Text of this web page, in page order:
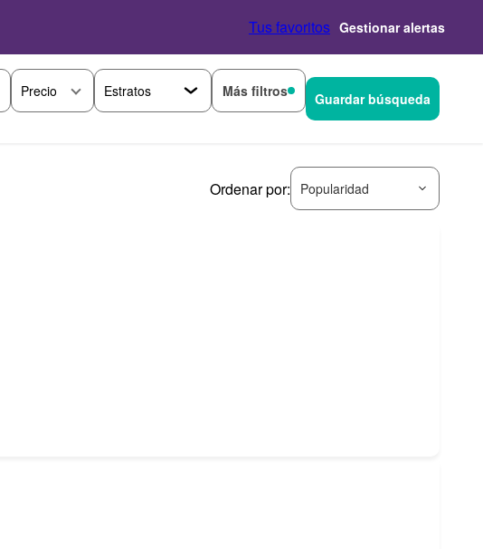
Tus favoritos Gestionar alertas
Precio Más filtros Guardar búsqueda
Ordenar por: Popularidad